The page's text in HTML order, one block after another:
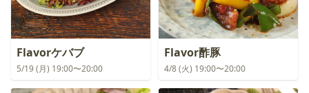
Flavorケバブ
5/19 (月) 19:00〜20:00
Flavor酢豚
4/8 (火) 19:00〜20:00